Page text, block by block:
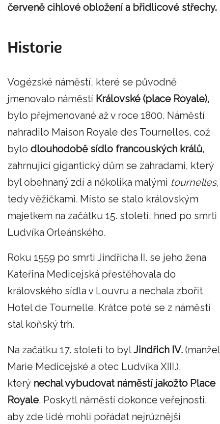
červeně cihlové obložení a břidlicové střechy.
Historie
Vogézské náměstí, které se původně
jmenovalo náměstí Královské (place Royale),
bylo přejmenované až v roce 1800. Náměstí
nahradilo Maison Royale des Tournelles, což
bylo dlouhodobě sídlo francouských králů,
zahrnující gigantický dům se zahradami, který
byl obehnaný zdí a několika malými tournelles,
tedy věžičkami. Místo se stalo královským
majetkem na začátku 15. století, hned po smrti
Ludvíka Orleánského.
Roku 1559 po smrti Jindřicha II. se jeho žena
Kateřina Medicejská přestěhovala do
královského sídla v Louvru a nechala zbořit
Hotel de Tournelle. Krátce poté se z náměstí
stal koňský trh.
Na začátku 17. století to bylJindřich IV. (manžel
Marie Medicejské a otec Ludvíka XIII.),
který nechal vybudovat náměstí jakožto Place
Royale. Poskytl náměstí dokonce veřejnosti,
aby zde lidé mohli pořádat nejrůznější